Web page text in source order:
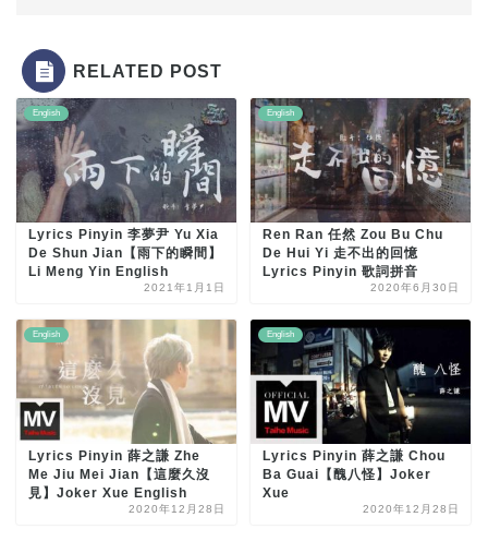
RELATED POST
English
Lyrics Pinyin 李夢尹 Yu Xia
De Shun Jian【雨下的瞬間】
Li Meng Yin English
2021年1月1日
English
Ren Ran 任然 Zou Bu Chu
De Hui Yi 走不出的回憶
Lyrics Pinyin 歌詞拼音
2020年6月30日
English
Lyrics Pinyin 薛之謙 Zhe
Me Jiu Mei Jian【這麼久沒
見】Joker Xue English
2020年12月28日
English
Lyrics Pinyin 薛之謙 Chou
Ba Guai【醜八怪】Joker
Xue
2020年12月28日